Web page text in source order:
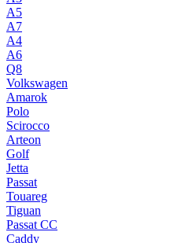
A5
A7
A4
A6
Q8
Volkswagen
Amarok
Polo
Scirocco
Arteon
Golf
Jetta
Passat
Touareg
Tiguan
Passat CC
Caddy